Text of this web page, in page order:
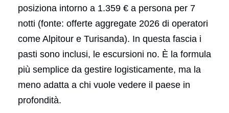
posiziona intorno a 1.359 € a persona per 7
notti (fonte: offerte aggregate 2026 di operatori
come Alpitour e Turisanda). In questa fascia i
pasti sono inclusi, le escursioni no. È la formula
più semplice da gestire logisticamente, ma la
meno adatta a chi vuole vedere il paese in
profondità.